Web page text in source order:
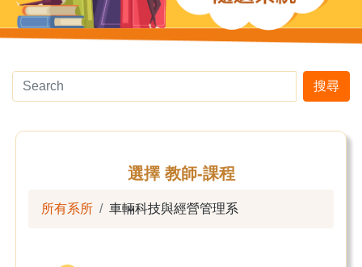
搜尋
選擇 教師-課程
所有系所 車輛科技與經營管理系